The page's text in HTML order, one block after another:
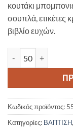
κουτάκι
σουπλά, ετικέτες
βιβλίο ευχών.
Κωδικός προϊόντος:
Κατηγορίες: ΒΑΠΤΙΣΗ,